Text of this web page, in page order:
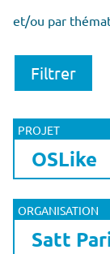
et/ou par
PROJET
OSLike
ORGANISATION
Satt